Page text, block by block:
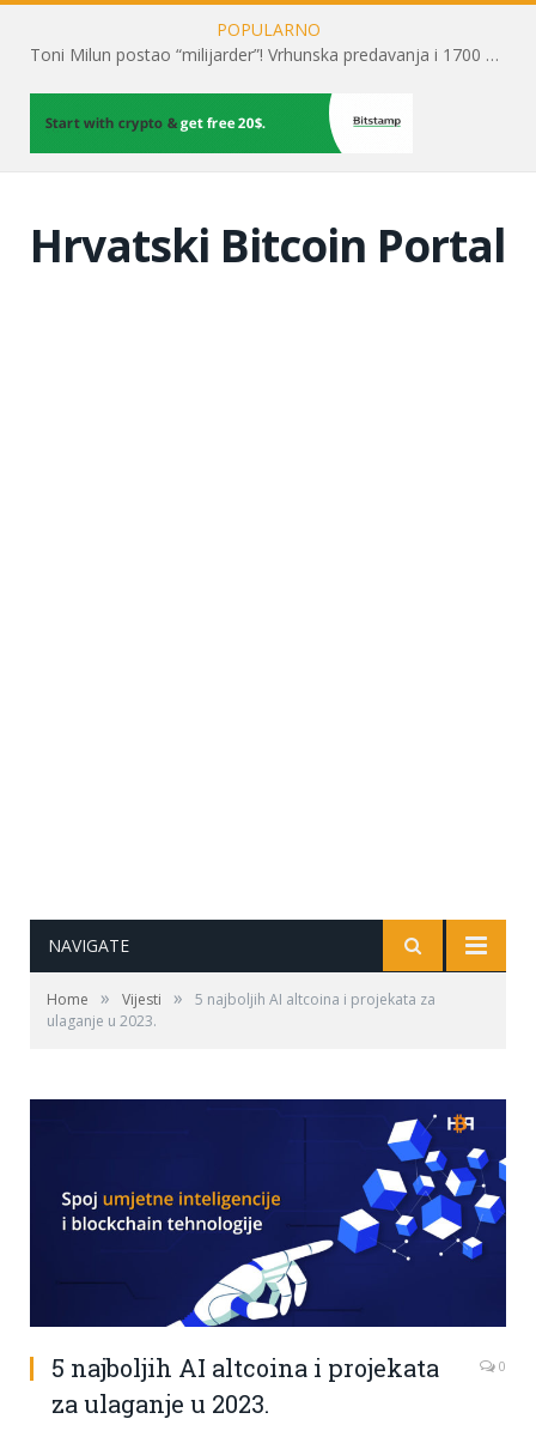
POPULARNO
Toni Milun postao “milijarder”! Vrhunska predavanja i 1700 posjetitelja obilježili su mjesec financijske pismenosti
Hrvatski Bitcoin Portal
NAVIGATE
Home » Vijesti »
5 najboljih AI altcoina i projekata za
ulaganje u 2023.
5 najboljih AI altcoina i projekata
za ulaganje u 2023.
0